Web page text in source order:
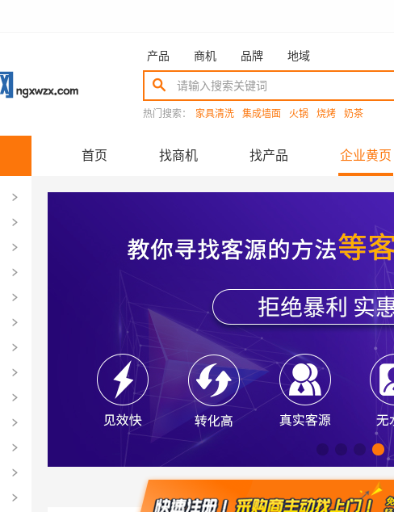
产品 商机 品牌 地域
热门搜索： 家具清洗 集成墙面 火锅 烧烤 奶茶
首页 找商机 找产品 企业黄页